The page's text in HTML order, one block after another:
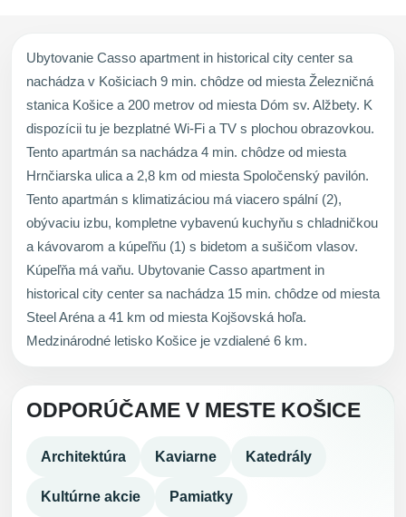
Ubytovanie Casso apartment in historical city center sa
nachádza v Košiciach 9 min. chôdze od miesta Železničná
stanica Košice a 200 metrov od miesta Dóm sv. Alžbety. K
dispozícii tu je bezplatné Wi-Fi a TV s plochou obrazovkou.
Tento apartmán sa nachádza 4 min. chôdze od miesta
Hrnčiarska ulica a 2,8 km od miesta Spoločenský pavilón.
Tento apartmán s klimatizáciou má viacero spální (2),
obývaciu izbu, kompletne vybavenú kuchyňu s chladničkou
a kávovarom a kúpeľňu (1) s bidetom a sušičom vlasov.
Kúpeľňa má vaňu. Ubytovanie Casso apartment in
historical city center sa nachádza 15 min. chôdze od miesta
Steel Aréna a 41 km od miesta Kojšovská hoľa.
Medzinárodné letisko Košice je vzdialené 6 km.
ODPORÚČAME V MESTE KOŠICE
Architektúra Kaviarne Katedrály
Kultúrne akcie Pamiatky